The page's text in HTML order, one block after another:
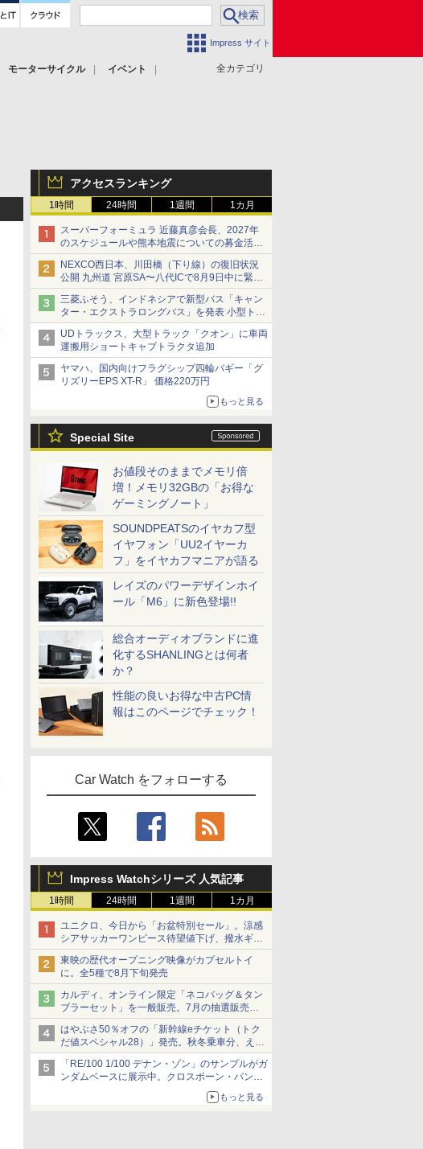
Impress サイト
全カテゴリ
モーターサイクル
イベント
アクセスランキング
1時間 24時間 1週間 1カ月
スーパーフォーミュラ 近藤真彦会長、2027年
のスケジュールや熊本地震についての募金活動
を紹介
NEXCO西日本、川田橋（下り線）の復旧状況
公開 九州道 宮原SA〜八代ICで8月9日中に緊急
車両を通行可能に
三菱ふそう、インドネシアで新型バス「キャン
ター・エクストラロングバス」を発表 小型トラ
ックベースの観光・旅客輸送向けバス
UDトラックス、大型トラック「クオン」に車両
運搬用ショートキャブトラクタ追加
ヤマハ、国内向けフラグシップ四輪バギー「グ
リズリーEPS XT-R」 価格220万円
もっと見る
Special Site
お値段そのままでメモリ倍
増！メモリ32GBの「お得な
ゲーミングノート」
SOUNDPEATSのイヤカフ型
イヤフォン「UU2イヤーカ
フ」をイヤカフマニアが語る
レイズのパワーデザインホイ
ール「M6」に新色登場!!
総合オーディオブランドに進
化するSHANLINGとは何者
か？
性能の良いお得な中古PC情
報はこのページでチェック！
Car Watch をフォローする
Impress Watchシリーズ 人気記事
1時間 24時間 1週間 1カ月
ユニクロ、今日から「お盆特別セール」。涼感
シアサッカーワンピース待望値下げ、撥水ギア
ショーツは1990円に
東映の歴代オープニング映像がカプセルトイ
に。全5種で8月下旬発売
カルディ、オンライン限定「ネコバッグ＆タン
ブラーセット」を一般販売。7月の抽選販売の
当選無効分
はやぶさ50％オフの「新幹線eチケット（トク
だ値スペシャル28）」発売。秋冬乗車分、えき
ねっと限定
「RE/100 1/100 デナン・ゾン」のサンプルがガ
ンダムベースに展示中。クロスボーン・バンガ
ードの制式量産機が間もなく発送【ガンダムベ
もっと見る